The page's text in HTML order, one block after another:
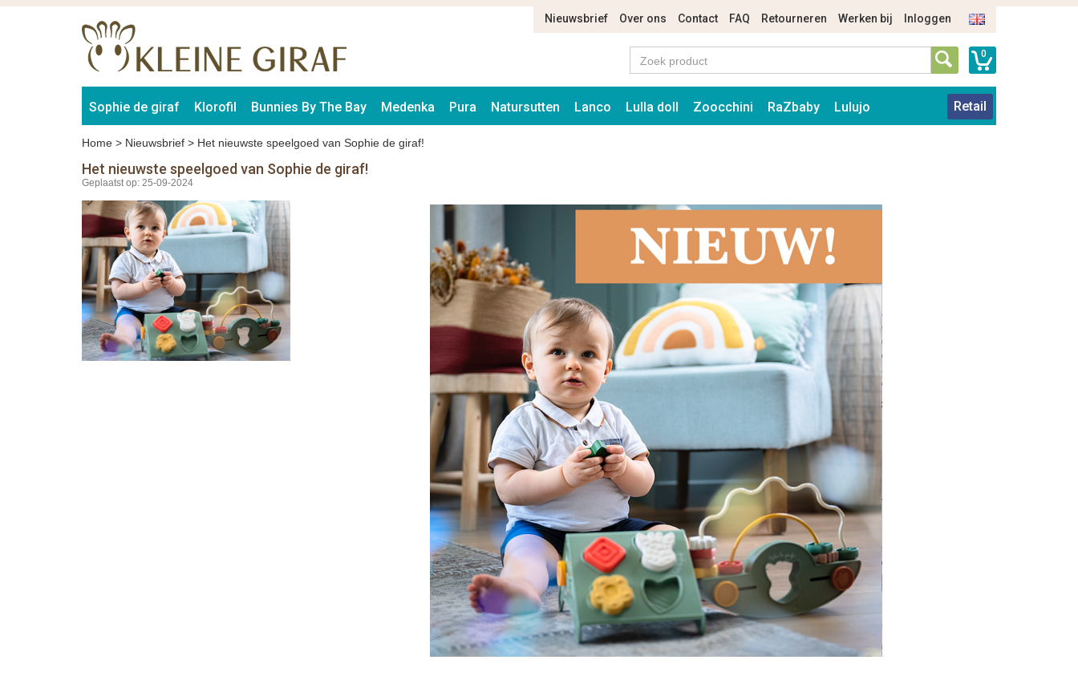
Nieuwsbrief Over ons Contact FAQ Retourneren Werken bij Inloggen
0
Sophie de giraf Klorofil Bunnies By The Bay Medenka Pura Natursutten Lanco Lulla doll Zoocchini RaZbaby Lulujo Retail
Home > Nieuwsbrief > Het nieuwste speelgoed van Sophie de giraf!
Het nieuwste speelgoed van Sophie de giraf!
Geplaatst op: 25-09-2024